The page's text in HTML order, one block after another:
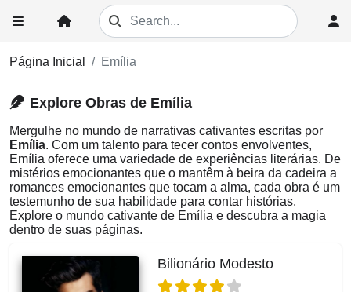
Página Inicial Emília
Explore Obras de Emília
Mergulhe no mundo de narrativas cativantes escritas por
Emília. Com um talento para tecer contos envolventes,
Emília oferece uma variedade de experiências literárias. De
mistérios emocionantes que o mantêm à beira da cadeira a
romances emocionantes que tocam a alma, cada obra é um
testemunho de sua habilidade para contar histórias.
Explore o mundo cativante de Emília e descubra a magia
dentro de suas páginas.
Bilionário Modesto